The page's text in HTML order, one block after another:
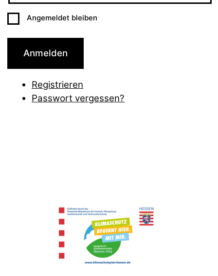
Angemeldet bleiben
Anmelden
Registrieren
Passwort vergessen?